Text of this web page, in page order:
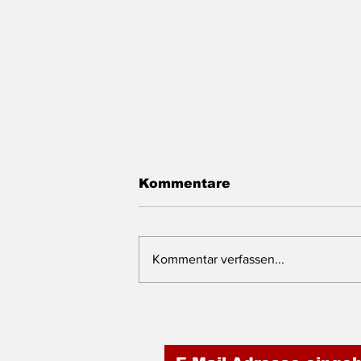
Kommentare
Kommentar verfassen...